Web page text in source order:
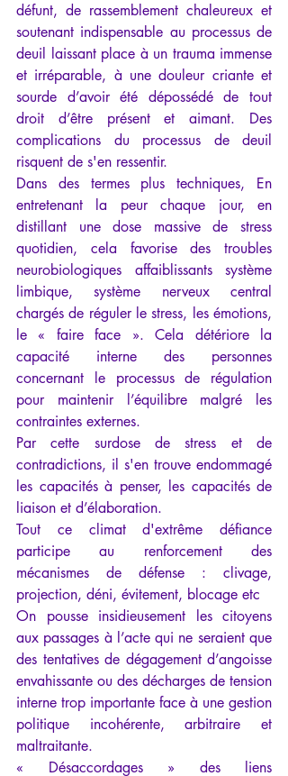
défunt, de rassemblement chaleureux et
soutenant indispensable au processus de
deuil laissant place à un trauma immense
et irréparable, à une douleur criante et
sourde d’avoir été dépossédé de tout
droit d’être présent et aimant. Des
complications du processus de deuil
risquent de s'en ressentir.
Dans des termes plus techniques, En
entretenant la peur chaque jour, en
distillant une dose massive de stress
quotidien, cela favorise des troubles
neurobiologiques affaiblissants système
limbique, système nerveux central
chargés de réguler le stress, les émotions,
le « faire face ». Cela détériore la
capacité interne des personnes
concernant le processus de régulation
pour maintenir l’équilibre malgré les
contraintes externes.
Par cette surdose de stress et de
contradictions, il s'en trouve endommagé
les capacités à penser, les capacités de
liaison et d’élaboration.
Tout ce climat d'extrême défiance
participe au renforcement des
mécanismes de défense : clivage,
projection, déni, évitement, blocage etc
On pousse insidieusement les citoyens
aux passages à l’acte qui ne seraient que
des tentatives de dégagement d’angoisse
envahissante ou des décharges de tension
interne trop importante face à une gestion
politique incohérente, arbitraire et
maltraitante.
« Désaccordages » des liens